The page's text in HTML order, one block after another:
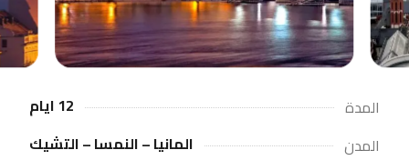
المدة
12 ايام
المدن
المانيا – النمسا – التشيك